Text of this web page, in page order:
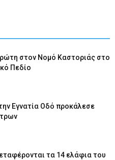
στον Νομό Καστοριάς στο
Πεδίο
Εγνατία Οδό προκάλεσε
τα 14 ελάφια του